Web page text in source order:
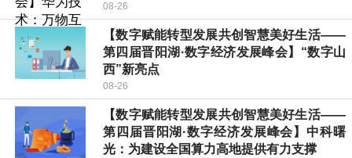
08-26
【数字赋能转型发展共创智慧美好生活——
第四届晋阳湖·数字经济发展峰会】“数字山
西”新亮点
08-26
【数字赋能转型发展共创智慧美好生活——
第四届晋阳湖·数字经济发展峰会】中科曙
光：为建设全国算力高地提供有力支撑